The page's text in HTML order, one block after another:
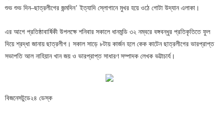
শুভ শুভ দিন–ছাত্রলীগের জন্মদিন’ ইত্যাদি স্লোগানে মুখর হয়ে ওঠে গোটা উদ্যান এলাকা।
এর আগে প্রতিষ্ঠাবার্ষিকী উপলক্ষে শনিবার সকালে ধানমন্ডি ৩২ নম্বরে বঙ্গবন্ধুর প্রতিকৃতিতে ফুল
দিয়ে শ্রদ্ধা জানায় ছাত্রলীগ। সকাল সাড়ে ৮টায় কার্জন হলে কেক কাটেন ছাত্রলীগের ভারপ্রাপ্ত
সভাপতি আল নাহিয়ান খান জয় ও ভারপ্রাপ্ত সাধারণ সম্পাদক লেখক ভট্টাচার্য।
বিজনেসটুডে২৪ ডেস্ক